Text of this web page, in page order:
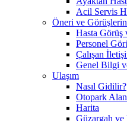
Acil Servis
Öneri ve
Hasta Görüş
Personel
Çalışan
Genel Bilgi
Ulaşım
Nasıl Gidilir?
Otopark
Harita
Güzargah